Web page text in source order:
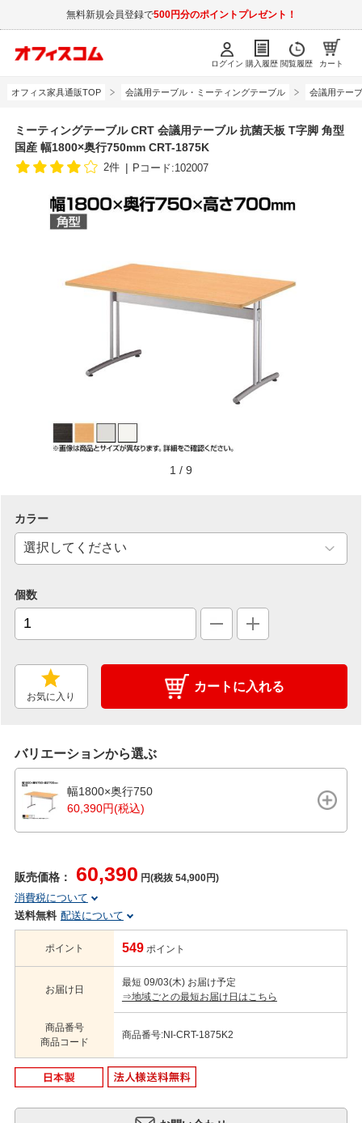
無料新規会員登録で500円分のポイントプレゼント！
ログイン 購入履歴 閲覧履歴 カート
オフィス家具通販TOP 会議用テーブル・ミーティングテーブル 会議用テー
ミーティングテーブル CRT 会議用テーブル 抗菌天板 T字脚 角型
国産 幅1800×奥行750mm CRT-1875K
2件 Pコード:102007
1 / 9
カラー
個数
お気に入り
カートに入れる
バリエーションから選ぶ
幅1800×奥行750
60,390円(税込)
販売価格： 60,390 円(税抜 54,900円)
消費税について
送料無料 配送について
ポイント 549 ポイント
お届け日
最短 09/03(木) お届け予定
⇒地域ごとの最短お届け日はこちら
商品番号
商品コード
商品番号:NI-CRT-1875K2